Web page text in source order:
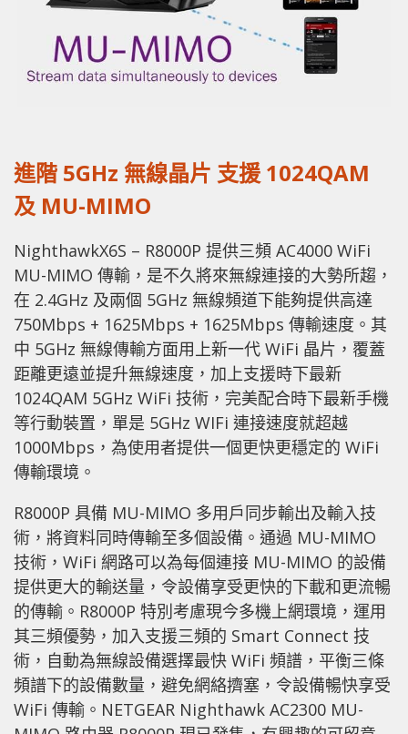
進階 5GHz 無線晶片 支援 1024QAM
及 MU-MIMO
NighthawkX6S – R8000P 提供三頻 AC4000 WiFi
MU-MIMO 傳輸，是不久將來無線連接的大勢所趨，
在 2.4GHz 及兩個 5GHz 無線頻道下能夠提供高達
750Mbps + 1625Mbps + 1625Mbps 傳輸速度。其
中 5GHz 無線傳輸方面用上新一代 WiFi 晶片，覆蓋
距離更遠並提升無線速度，加上支援時下最新
1024QAM 5GHz WiFi 技術，完美配合時下最新手機
等行動裝置，單是 5GHz WIFi 連接速度就超越
1000Mbps，為使用者提供一個更快更穩定的 WiFi
傳輸環境。
R8000P 具備 MU-MIMO 多用戶同步輸出及輸入技
術，將資料同時傳輸至多個設備。通過 MU-MIMO
技術，WiFi 網路可以為每個連接 MU-MIMO 的設備
提供更大的輸送量，令設備享受更快的下載和更流暢
的傳輸。R8000P 特別考慮現今多機上網環境，運用
其三頻優勢，加入支援三頻的 Smart Connect 技
術，自動為無線設備選擇最快 WiFi 頻譜，平衡三條
頻譜下的設備數量，避免網絡擠塞，令設備暢快享受
WiFi 傳輸。NETGEAR Nighthawk AC2300 MU-